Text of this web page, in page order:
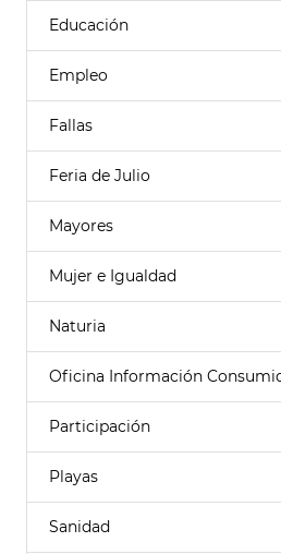
Educación
Empleo
Fallas
Feria de Julio
Mayores
Mujer e Igualdad
Naturia
Oficina Información
Participación
Playas
Sanidad